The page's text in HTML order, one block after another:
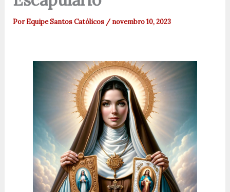
PorEquipe Santos Católicos / novembro 10, 2023